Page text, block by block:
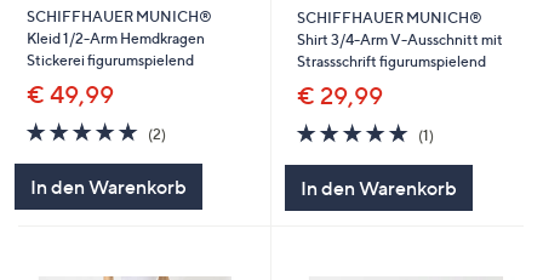
SCHIFFHAUER MUNICH®
Kleid 1/2-Arm Hemdkragen
Stickerei figurumspielend
€ 49,99
5.0
von
(2)
In den Warenkorb
SCHIFFHAUER MUNICH®
Shirt 3/4-Arm V-Ausschnitt mit
Strassschrift figurumspielend
€ 29,99
5.0
von
(1)
In den Warenkorb